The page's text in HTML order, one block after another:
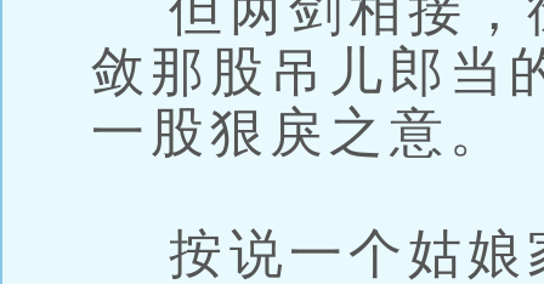
敛那股吊儿郎当
一股狠戾之意。
按说一个姑娘